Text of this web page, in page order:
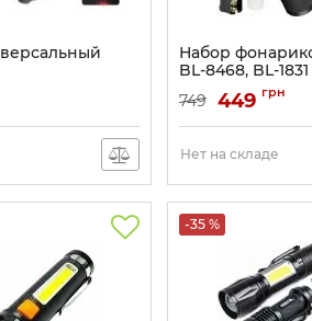
Набор
BL-8468, BL-1831
Артикул:BL-222
749 449 грн
Нет на складе
-35 %